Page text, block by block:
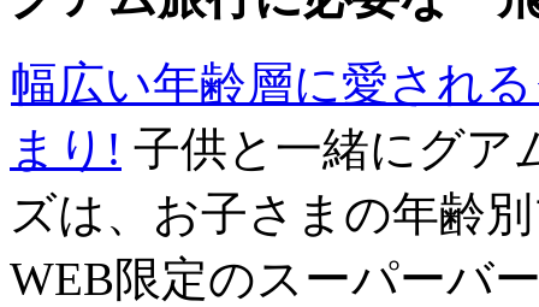
幅広い年齢層に愛され
まり! 子供と一緒にグア
ズは、お子さまの年齢
WEB限定のスーパーバ